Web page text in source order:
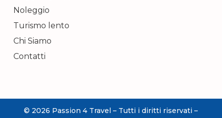
Noleggio
Turismo lento
Chi Siamo
Contatti
© 2026 Passion 4 Travel – Tutti i diritti riservati –